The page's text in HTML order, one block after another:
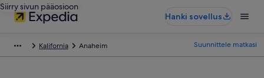
Siirry sivun pääosioon
Hanki sovellus
Kalifornia Anaheim Suunnittele matkasi